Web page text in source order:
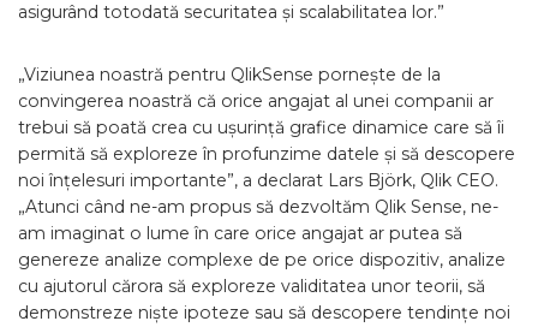
asigurând totodată securitatea și scalabilitatea lor.”
„Viziunea noastră pentru QlikSense pornește de la
convingerea noastră că orice angajat al unei companii ar
trebui să poată crea cu ușurință grafice dinamice care să îi
permită să exploreze în profunzime datele și să descopere
noi înțelesuri importante”, a declarat Lars Björk, Qlik CEO.
„Atunci când ne-am propus să dezvoltăm Qlik Sense, ne-
am imaginat o lume în care orice angajat ar putea să
genereze analize complexe de pe orice dispozitiv, analize
cu ajutorul cărora să exploreze validitatea unor teorii, să
demonstreze niște ipoteze sau să descopere tendințe noi